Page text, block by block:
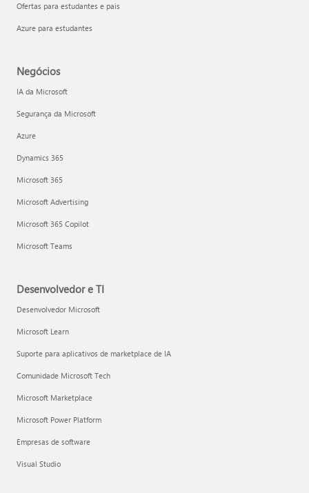
Ofertas para estudantes e pais
Azure para estudantes
Negócios
IA da Microsoft
Segurança da Microsoft
Azure
Dynamics 365
Microsoft 365
Microsoft Advertising
Microsoft 365 Copilot
Microsoft Teams
Desenvolvedor e TI
Desenvolvedor Microsoft
Microsoft Learn
Suporte para aplicativos de marketplace de IA
Comunidade Microsoft Tech
Microsoft Marketplace
Microsoft Power Platform
Empresas de software
Visual Studio